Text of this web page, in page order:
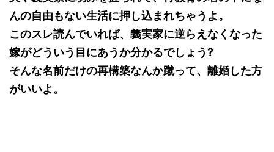
んの自由もない生活に押し込まれちゃうよ。
このスレ読んでいれば、義実家に逆らえなくなった
嫁がどういう目にあうか分かるでしょう?
そんな名前だけの再構築なんか蹴って、離婚した方
がいいよ。